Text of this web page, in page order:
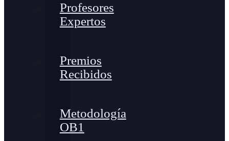
Profesores
Expertos
Premios
Recibidos
Metodología
OB1